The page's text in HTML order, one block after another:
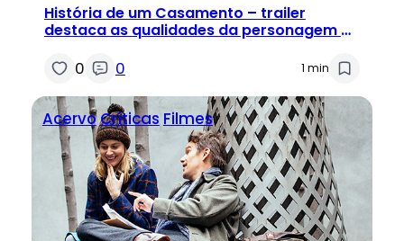
História de um Casamento – trailer
destaca as qualidades da personagem de
0 0 1 min
AcervoCríticas Filmes